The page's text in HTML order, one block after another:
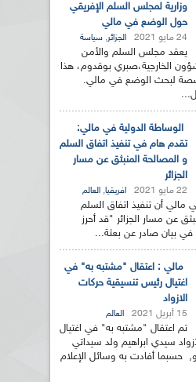
وزارية لمجلس السلم الإفريقي
حول الوضع في مالي
24 مايو 2021 الجزائر, سياسة
يعقد مجلس السلم والأمن
الخارجية،صبري بوقدوم، هذا
لبحث الوضع في مالي.
الوساطة الدولية في مالي:
تقدم هام في تنفيذ اتفاق السلم
و المصالحة المنبثق عن مسار
الجزائر
22 مايو 2021 افريقيا, العالم
مالي أن تنفيذ اتفاق السلم
عن مسار الجزائر "قد أحرز
في بيان صادر عن بعثة...
مالي : اعتقال "مشتبه به" في
اغتيال رئيس تنسيقية حركات
الازواد
15 أبريل 2021 العالم
تم اعتقال "مشتبه به" في اغتيال
سيدي ابراهيم ولد سيداتي
حسبما أفادت به وسائل الإعلام